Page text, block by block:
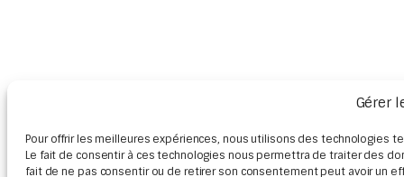
Gérer
Pour offrir les meilleures expériences, nous utilisons des technologies
Le fait de consentir à ces technologies nous permettra de traiter des
fait de ne pas consentir ou de retirer son consentement peut avoir un